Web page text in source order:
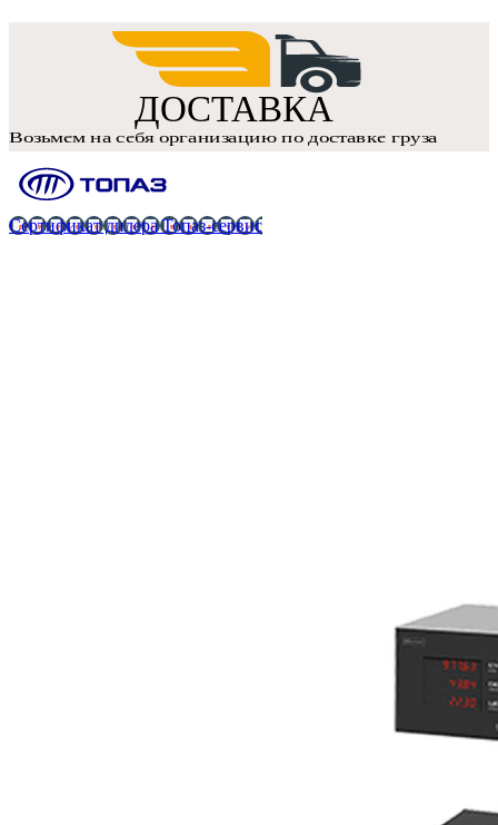
Сертификат дилера Топаз-сервис